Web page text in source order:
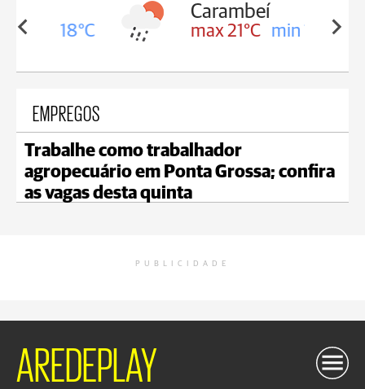
18°C
Carambeí
max 21°C min 18°C
EMPREGOS
Trabalhe como trabalhador
agropecuário em Ponta Grossa; confira
as vagas desta quinta
PUBLICIDADE
AREDEPLAY